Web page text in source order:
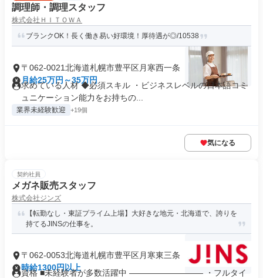
調理師・調理スタッフ
株式会社ＨＩＴＯＷＡ
ブランクOK！長く働き易い好環境！厚待遇が◎/10538
〒062-0021北海道札幌市豊平区月寒西一条
月給25万円～35万円
求めている人材 ◆必須スキル ・ビジネスレベルの日本語コミ
ュニケーション能力をお持ちの...
業界未経験歓迎 +19個
気になる
契約社員
メガネ販売スタッフ
株式会社ジンズ
【転勤なし・東証プライム上場】大好きな地元・北海道で、誇りを
持てるJINSの仕事を。
〒062-0053北海道札幌市豊平区月寒東三条
時給1300円以上
資格 ■未経験者が多数活躍中 ――――――――― ・フルタイ